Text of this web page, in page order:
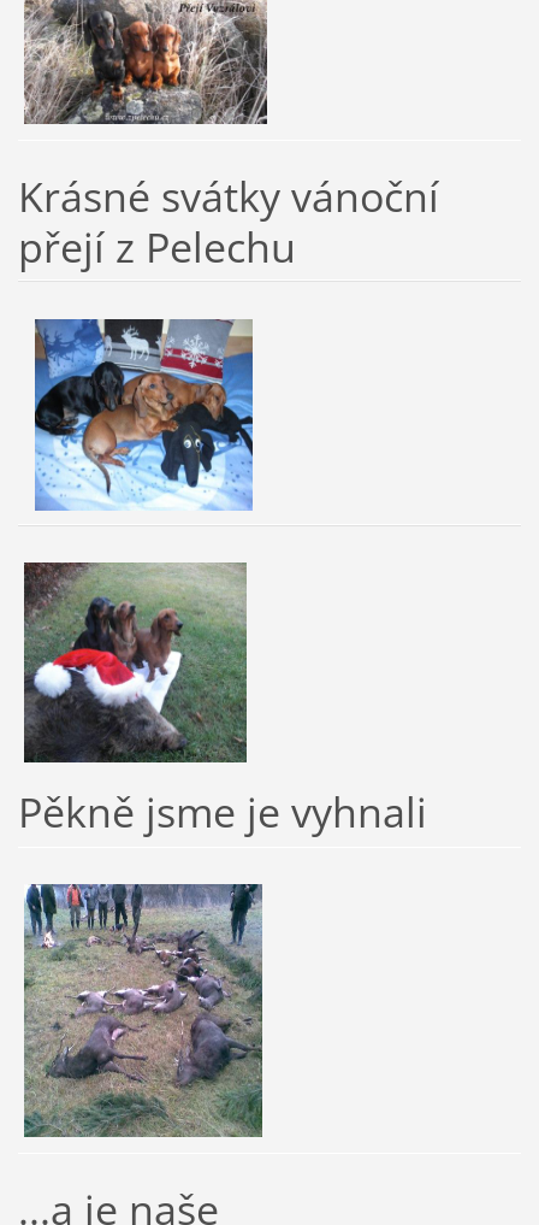
Krásné svátky vánoční
přejí z Pelechu
Pěkně jsme je vyhnali
...a je naše